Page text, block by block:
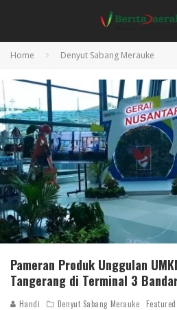
Home Denyut Sabang Merauke
Pameran Produk Unggulan
Tangerang di Terminal 3
Handi Denyut Sabang Merauke Featured